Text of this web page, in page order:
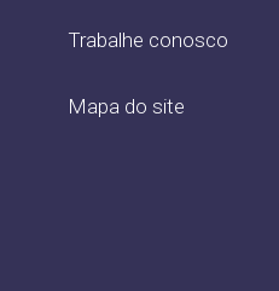
Trabalhe conosco
Mapa do site